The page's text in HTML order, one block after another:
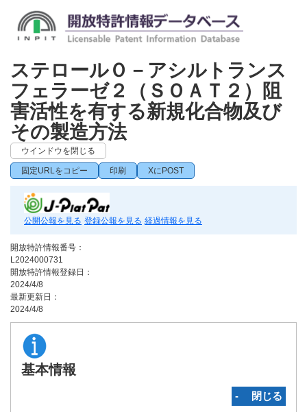
ステロールＯ－アシルトランス
フェラーゼ２（ＳＯＡＴ２）阻
害活性を有する新規化合物及び
その製造方法
ウインドウを閉じる
固定URLをコピー 印刷 XにPOST
公開公報を見る 登録公報を見る 経過情報を見る
開放特許情報番号：
L2024000731
開放特許情報登録日：
2024/4/8
最新更新日：
2024/4/8
基本情報
‐ 閉じる